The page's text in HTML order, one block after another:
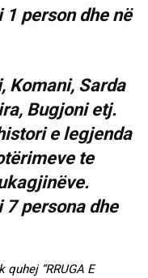
Komani, Sarda
Bugjoni etj.
e legjenda
te
“RRUGA E